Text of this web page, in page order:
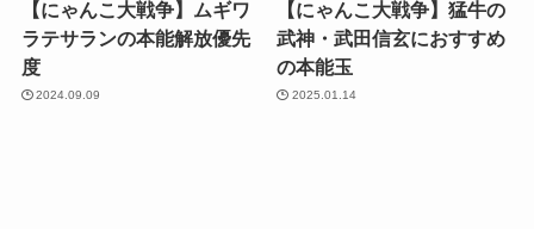
【にゃんこ大戦争】ムギワ
ラテサランの本能解放優先
度
2024.09.09
【にゃんこ大戦争】猛牛の
武神・武田信玄におすすめ
の本能玉
2025.01.14